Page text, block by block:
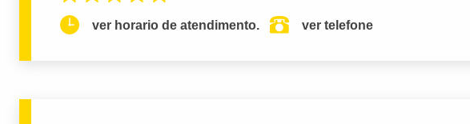
ver horario de atendimento. ver telefone